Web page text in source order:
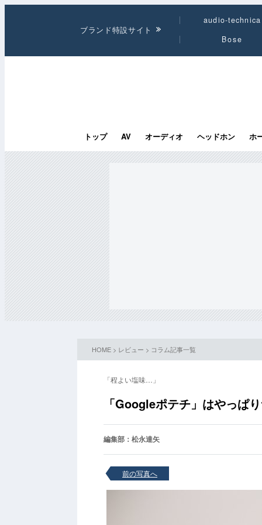
ブランド特設サイト
audio-technica
Bose
トップ AV オーディオ ヘッドホン ホ
HOME > レビュー > コラム記事一覧
「程よい塩味…」
「Googleポテチ」はやっぱ
編集部：松永達矢
前の写真へ